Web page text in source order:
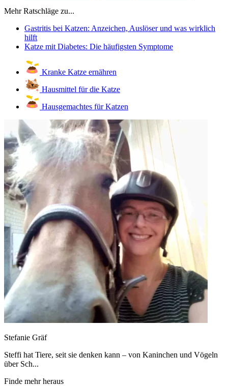
Mehr Ratschläge zu...
Gastritis bei Katzen: Anzeichen, Auslöser und was wirklich
hilft
Katze mit Diabetes: Die häufigsten Symptome
Kranke Katze ernähren
Hausmittel für die Katze
Hausgemachtes für Katzen
Stefanie Gräf
Steffi hat Tiere, seit sie denken kann – von Kaninchen und Vögeln
über Sch...
Finde mehr heraus